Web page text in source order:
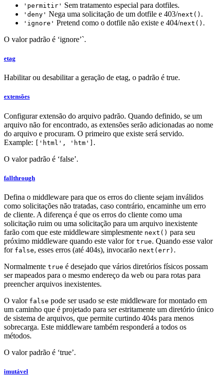
'permitir' Sem tratamento especial para dotfiles.
'deny' Nega uma solicitação de um dotfile e 403/next() .
'ignore' Pretend como o dotfile não existe e 404/next() .
O valor padrão é ‘ignore’`.
etag
Habilitar ou desabilitar a geração de etag, o padrão é true.
extensões
Configurar extensão do arquivo padrão. Quando definido, se um
arquivo não for encontrado, as extensões serão adicionadas ao nome
do arquivo e procuram. O primeiro que existe será servido.
Example: ['html', 'htm'] .
O valor padrão é ‘false’.
fallthrough
Defina o middleware para que os erros do cliente sejam inválidos
como solicitações não tratadas, caso contrário, encaminhe um erro
de cliente. A diferença é que os erros do cliente como uma
solicitação ruim ou uma solicitação para um arquivo inexistente
farão com que este middleware simplesmente next() para seu
próximo middleware quando este valor for true. Quando esse valor
for false, esses erros (até 404s), invocarão next(err) .
Normalmente true é desejado que vários diretórios físicos possam
ser mapeados para o mesmo endereço da web ou para rotas para
preencher arquivos inexistentes.
O valor false pode ser usado se este middleware for montado em
um caminho que é projetado para ser estritamente um diretório único
de sistema de arquivos, que permite curtindo 404s para menos
sobrecarga. Este middleware também responderá a todos os
métodos.
O valor padrão é ‘true’.
imutável